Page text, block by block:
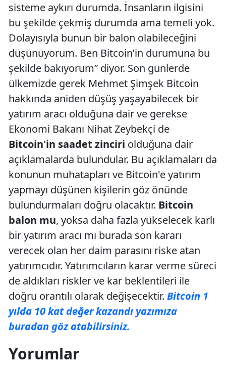
sisteme aykırı durumda. İnsanların ilgisini
bu şekilde çekmiş durumda ama temeli yok.
Dolayısıyla bunun bir balon olabileceğini
düşünüyorum. Ben Bitcoin’in durumuna bu
şekilde bakıyorum” diyor. Son günlerde
ülkemizde gerek Mehmet Şimşek Bitcoin
hakkında aniden düşüş yaşayabilecek bir
yatırım aracı olduğuna dair ve gerekse
Ekonomi Bakanı Nihat Zeybekçi de
Bitcoin'in saadet zinciri olduğuna dair
açıklamalarda bulundular. Bu açıklamaları da
konunun muhatapları ve Bitcoin'e yatırım
yapmayı düşünen kişilerin göz önünde
bulundurmaları doğru olacaktır. Bitcoin
balon mu, yoksa daha fazla yükselecek karlı
bir yatırım aracı mı burada son kararı
verecek olan her daim parasını riske atan
yatırımcıdır. Yatırımcıların karar verme süreci
de aldıkları riskler ve kar beklentileri ile
doğru orantılı olarak değişecektir. Bitcoin 1
yılda 10 kat değer kazandı yazımıza
buradan göz atabilirsiniz.
Yorumlar